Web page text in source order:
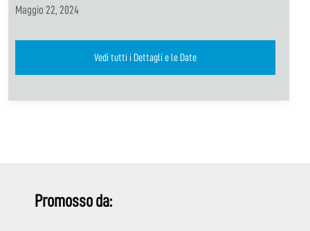
Maggio 22, 2024
Vedi tutti i Dettagli e le Date
Promosso da: